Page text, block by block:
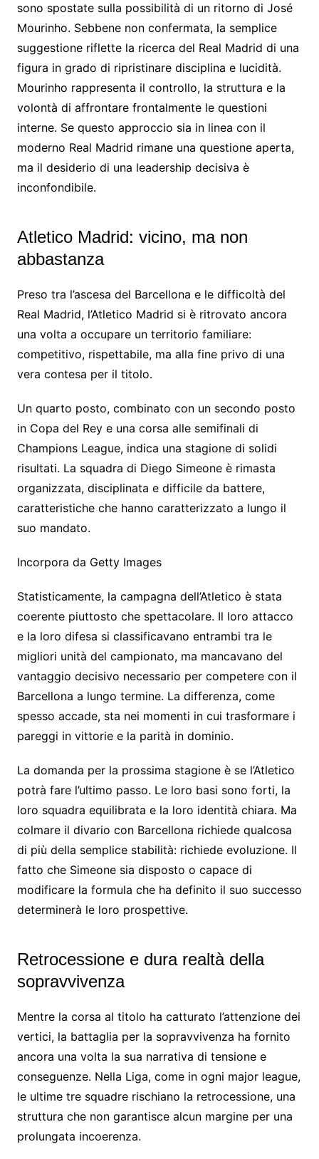
sono spostate sulla possibilità di un ritorno di José
Mourinho. Sebbene non confermata, la semplice
suggestione riflette la ricerca del Real Madrid di una
figura in grado di ripristinare disciplina e lucidità.
Mourinho rappresenta il controllo, la struttura e la
volontà di affrontare frontalmente le questioni
interne. Se questo approccio sia in linea con il
moderno Real Madrid rimane una questione aperta,
ma il desiderio di una leadership decisiva è
inconfondibile.
Atletico Madrid: vicino, ma non
abbastanza
Preso tra l’ascesa del Barcellona e le difficoltà del
Real Madrid, l’Atletico Madrid si è ritrovato ancora
una volta a occupare un territorio familiare:
competitivo, rispettabile, ma alla fine privo di una
vera contesa per il titolo.
Un quarto posto, combinato con un secondo posto
in Copa del Rey e una corsa alle semifinali di
Champions League, indica una stagione di solidi
risultati. La squadra di Diego Simeone è rimasta
organizzata, disciplinata e difficile da battere,
caratteristiche che hanno caratterizzato a lungo il
suo mandato.
Incorpora da Getty Images
Statisticamente, la campagna dell’Atletico è stata
coerente piuttosto che spettacolare. Il loro attacco
e la loro difesa si classificavano entrambi tra le
migliori unità del campionato, ma mancavano del
vantaggio decisivo necessario per competere con il
Barcellona a lungo termine. La differenza, come
spesso accade, sta nei momenti in cui trasformare i
pareggi in vittorie e la parità in dominio.
La domanda per la prossima stagione è se l’Atletico
potrà fare l’ultimo passo. Le loro basi sono forti, la
loro squadra equilibrata e la loro identità chiara. Ma
colmare il divario con Barcellona richiede qualcosa
di più della semplice stabilità: richiede evoluzione. Il
fatto che Simeone sia disposto o capace di
modificare la formula che ha definito il suo successo
determinerà le loro prospettive.
Retrocessione e dura realtà della
sopravvivenza
Mentre la corsa al titolo ha catturato l’attenzione dei
vertici, la battaglia per la sopravvivenza ha fornito
ancora una volta la sua narrativa di tensione e
conseguenze. Nella Liga, come in ogni major league,
le ultime tre squadre rischiano la retrocessione, una
struttura che non garantisce alcun margine per una
prolungata incoerenza.